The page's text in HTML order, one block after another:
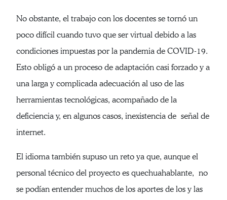
No obstante, el trabajo con los docentes se tornó un
poco difícil cuando tuvo que ser virtual debido a las
condiciones impuestas por la pandemia de COVID-19.
Esto obligó a un proceso de adaptación casi forzado y a
una larga y complicada adecuación al uso de las
herramientas tecnológicas, acompañado de la
deficiencia y, en algunos casos, inexistencia de señal de
internet.
El idioma también supuso un reto ya que, aunque el
personal técnico del proyecto es quechuahablante, no
se podían entender muchos de los aportes de los y las